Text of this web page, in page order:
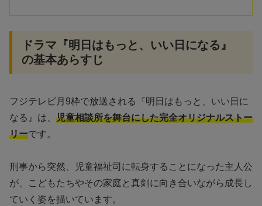
ドラマ『明日はもっと、いい日になる』
の基本あらすじ
フジテレビ月9枠で放送される『明日はもっと、いい日に
なる』は、 児童相談所を舞台にした完全オリジナルストー
リーです。
刑事から突然、児童福祉司に転身することになった主人公
が、こどもたちやその家庭と真剣に向き合いながら成長し
ていく姿を描いています。